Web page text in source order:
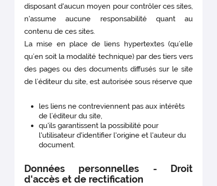
disposant d'aucun moyen pour contrôler ces sites,
n'assume aucune responsabilité quant au
contenu de ces sites.
La mise en place de liens hypertextes (qu’elle
qu’en soit la modalité technique) par des tiers vers
des pages ou des documents diffusés sur le site
de l’éditeur du site, est autorisée sous réserve que
les liens ne contreviennent pas aux intérêts
de l’éditeur du site,
qu'ils garantissent la possibilité pour
l'utilisateur d'identifier l'origine et l'auteur du
document.
Données personnelles - Droit
d'accès et de rectification